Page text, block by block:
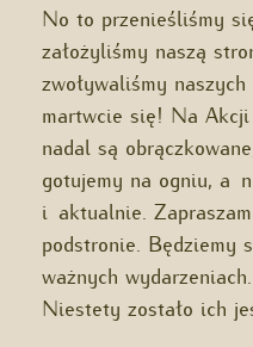
No to przenieśliśmy
zało­ży­liśmy naszą
zwoływaliśmy
martwcie się! Na
nadal są
gotujemy na ogniu, a
i aktualnie.
podstronie. Będziemy
ważnych
Niestety zostało ich